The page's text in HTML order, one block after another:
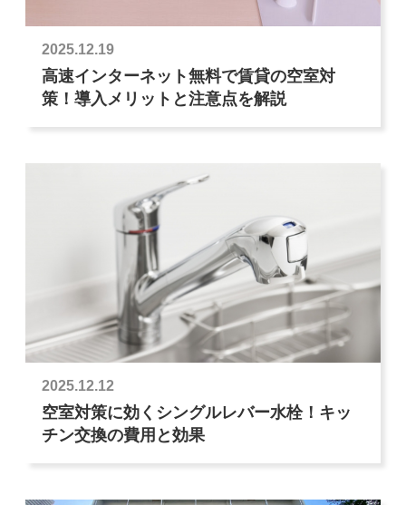
2025.12.19
高速インターネット無料で賃貸の空室対
策！導入メリットと注意点を解説
2025.12.12
空室対策に効くシングルレバー水栓！キッ
チン交換の費用と効果